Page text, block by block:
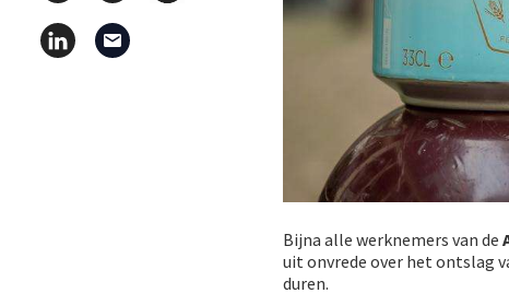
Bijna alle werknemers van de
uit onvrede over het ontslag
duren.